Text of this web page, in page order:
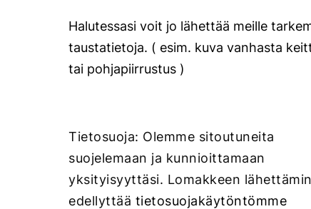
Halutessasi voit jo lähettää meille
taustatietoja. ( esim. kuva vanhasta
tai pohjapiirrustus )
Tietosuoja: Olemme sitoutuneita
suojelemaan ja kunnioittamaan
yksityisyyttäsi. Lomakkeen
edellyttää tietosuojakäytöntömme